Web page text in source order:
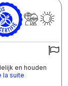
en houden
la suite